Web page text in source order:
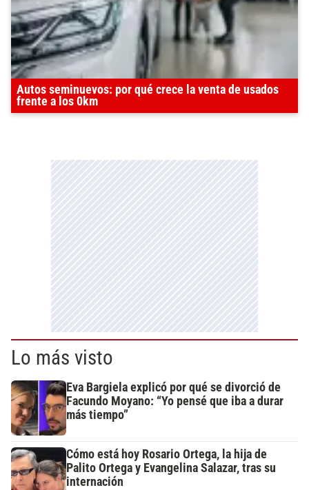
Autos seminuevos: por qué crece la venta de usados
frente a los 0km
Lo más visto
Eva Bargiela explicó por qué se divorció de
Facundo Moyano: “Yo pensé que iba a durar
más tiempo”
Cómo está hoy Rosario Ortega, la hija de
Palito Ortega y Evangelina Salazar, tras su
internación